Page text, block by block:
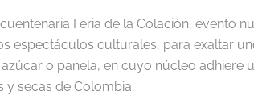
Feria de la Colación, evento
espectáculos culturales, para exaltar
o panela, en cuyo núcleo
y secas de Colombia.